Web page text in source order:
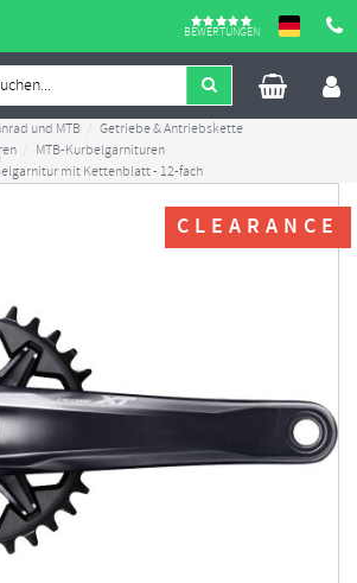
BEWERTUNGEN
und MTB
Getriebe & Antriebskette
MTB-Kurbelgarnituren
mit Kettenblatt - 12-fach
CLEARANCE